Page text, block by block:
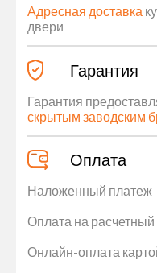
Адресная доставка
двери
Гарантия
Гарантия
скрытым заводским
Оплата
Наложенный платеж
Оплата на расчетный
Онлайн-оплата